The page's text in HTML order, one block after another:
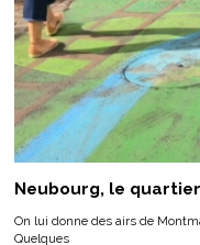
Neubourg, le
On lui donne des airs de
Quelques